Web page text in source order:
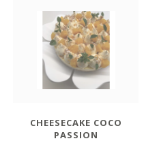
CHEESECAKE COCO
PASSION